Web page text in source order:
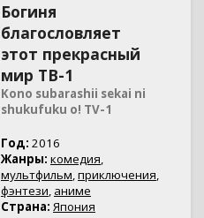
Богиня
благословляет
этот прекрасный
мир ТВ-1
Kono subarashii sekai ni
shukufuku o! TV-1
Год: 2016
Жанры: комедия,
мультфильм,приключения,
фэнтези, аниме
Страна: Япония